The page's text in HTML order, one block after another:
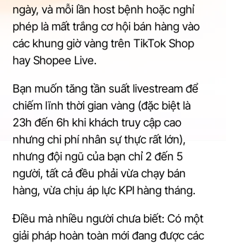
ngày, và mỗi lần host bệnh hoặc nghỉ
phép là mất trắng cơ hội bán hàng vào
các khung giờ vàng trên TikTok Shop
hay Shopee Live.
Bạn muốn tăng tần suất livestream để
chiếm lĩnh thời gian vàng (đặc biệt là
23h đến 6h khi khách truy cập cao
nhưng chi phí nhân sự thực rất lớn),
nhưng đội ngũ của bạn chỉ 2 đến 5
người, tất cả đều phải vừa chạy bán
hàng, vừa chịu áp lực KPI hàng tháng.
Điều mà nhiều người chưa biết: Có một
giải pháp hoàn toàn mới đang được các